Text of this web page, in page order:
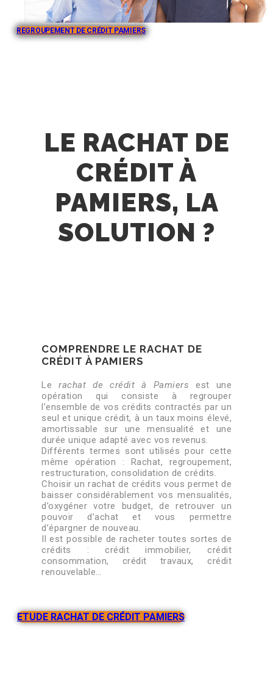
REGROUPEMENT DE CRÉDIT PAMIERS
LE RACHAT DE
CRÉDIT À
PAMIERS, LA
SOLUTION ?
COMPRENDRE LE RACHAT DE
CRÉDIT À PAMIERS
Le rachat de crédit à Pamiers
est une
opération qui consiste à regrouper
l’ensemble de vos crédits contractés par un
seul et unique crédit, à un taux moins élevé,
amortissable sur une mensualité et une
durée unique adapté avec vos revenus.
Différents termes sont utilisés pour cette
même opération : Rachat, regroupement,
restructuration, consolidation de crédits.
Choisir un rachat de crédits vous permet de
baisser considérablement vos mensualités,
d’oxygéner votre budget, de retrouver un
pouvoir d’achat et vous permettre
d’épargner de nouveau.
Il est possible de racheter toutes sortes de
crédits : crédit immobilier, crédit
consommation, crédit travaux, crédit
renouvelable…
ETUDE RACHAT DE CRÉDIT PAMIERS